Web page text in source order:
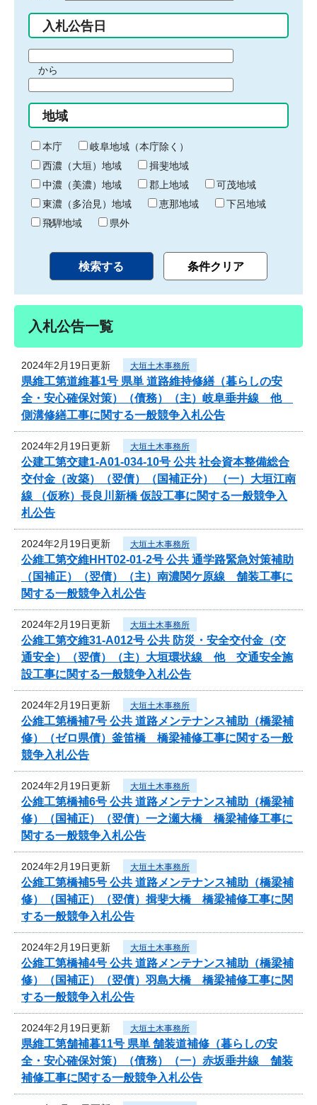
入札公告日
間
始
り
から
間
終
わ
り
地域
本庁
岐阜地域（本庁除く）
西濃（大垣）地域
揖斐地域
中濃（美濃）地域
郡上地域
可茂地域
東濃（多治見）地域
恵那地域
下呂地域
飛騨地域
県外
入札公告一覧
2024年2月19日更新 大垣土木事務所
県維工第道維暮1号 県単 道路維持修繕（暮らしの安
全・安心確保対策）（債務）（主）岐阜垂井線 他
側溝修繕工事に関する一般競争入札公告
2024年2月19日更新 大垣土木事務所
公建工第交建1-A01-034-10号 公共 社会資本整備総合
交付金（改築）（翌債）（国補正分） （一）大垣江南
線 （仮称）長良川新橋 仮設工事に関する一般競争入
札公告
2024年2月19日更新 大垣土木事務所
公維工第交維HHT02-01-2号 公共 通学路緊急対策補助
（国補正）（翌債）（主）南濃関ケ原線 舗装工事に
関する一般競争入札公告
2024年2月19日更新 大垣土木事務所
公維工第交維31-A012号 公共 防災・安全交付金（交
通安全）（翌債）（主）大垣環状線 他 交通安全施
設工事に関する一般競争入札公告
2024年2月19日更新 大垣土木事務所
公維工第橋補7号 公共 道路メンテナンス補助（橋梁補
修）（ゼロ県債）釜笛橋 橋梁補修工事に関する一般
競争入札公告
2024年2月19日更新 大垣土木事務所
公維工第橋補6号 公共 道路メンテナンス補助（橋梁補
修）（国補正）（翌債）一之瀬大橋 橋梁補修工事に
関する一般競争入札公告
2024年2月19日更新 大垣土木事務所
公維工第橋補5号 公共 道路メンテナンス補助（橋梁補
修）（国補正）（翌債）揖斐大橋 橋梁補修工事に関
する一般競争入札公告
2024年2月19日更新 大垣土木事務所
公維工第橋補4号 公共 道路メンテナンス補助（橋梁補
修）（国補正）（翌債）羽島大橋 橋梁補修工事に関
する一般競争入札公告
2024年2月19日更新 大垣土木事務所
県維工第舗補暮11号 県単 舗装道補修（暮らしの安
全・安心確保対策）（債務）（一）赤坂垂井線 舗装
補修工事に関する一般競争入札公告